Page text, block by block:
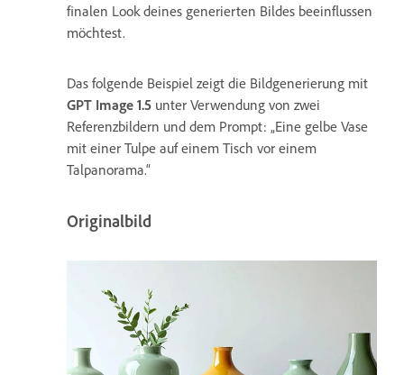
finalen Look deines generierten Bildes beeinflussen
möchtest.
Das folgende Beispiel zeigt die Bildgenerierung mit
GPT Image 1.5 unter Verwendung von zwei
Referenzbildern und dem Prompt: „Eine gelbe Vase
mit einer Tulpe auf einem Tisch vor einem
Talpanorama.“
Originalbild